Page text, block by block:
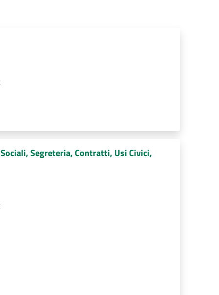
Segreteria, Contratti, Usi Civici,